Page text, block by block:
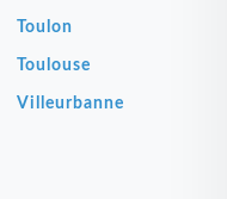
Toulon
Toulouse
Villeurbanne